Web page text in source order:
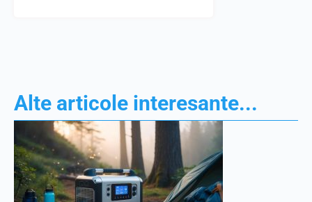
Alte articole interesante...